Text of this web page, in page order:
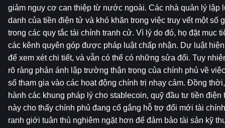
giảm nguy cơ can thiệp từ nước ngoài. Các nhà quản lý lập
danh của tiền điện tử và khó khăn trong việc truy vết một số
trong các quy tắc tài chính tranh cử. Vì lý do đó, họ đặt mục
các kênh quyên góp được pháp luật chấp nhận. Dự luật
để xem xét chi tiết, và vẫn có thể có những sửa đổi. Tuy
rõ ràng phản ánh lập trường thận trọng của chính phủ về
số tham gia vào các hoạt động chính trị nhạy cảm. Đồng
hành các khung pháp lý cho stablecoin, quỹ đầu tư tiền
này cho thấy chính phủ đang cố gắng hỗ trợ đổi mới tài
ranh giới tuân thủ nghiêm ngặt hơn để đảm bảo tài sản kỹ